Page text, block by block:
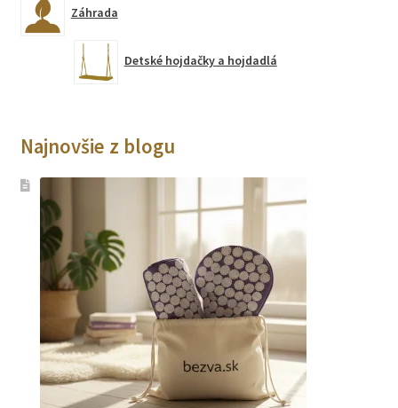
Záhrada
Detské hojdačky a hojdadlá
Najnovšie z blogu